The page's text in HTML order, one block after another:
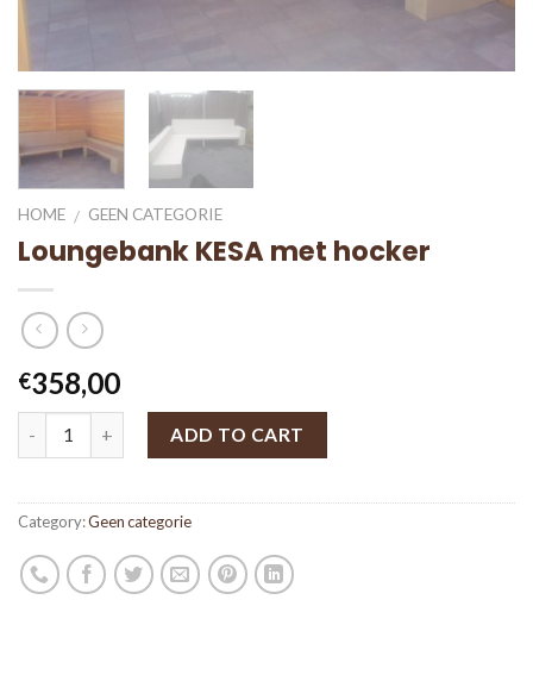
HOME / GEEN CATEGORIE
Loungebank KESA met hocker
€358,00
ADD TO CART
Category:Geen categorie